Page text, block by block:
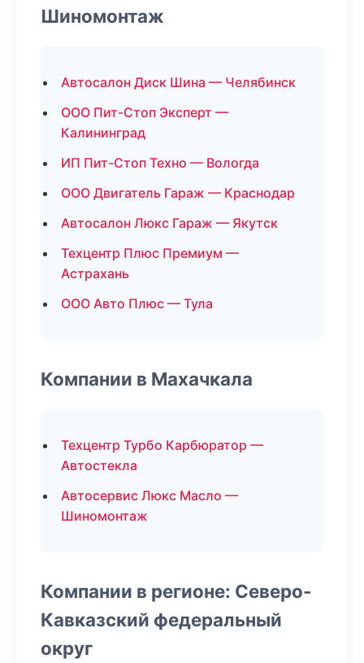
Шиномонтаж
Автосалон Диск Шина — Челябинск
ООО Пит-Стоп Эксперт —
Калининград
ИП Пит-Стоп Техно — Вологда
ООО Двигатель Гараж — Краснодар
Автосалон Люкс Гараж — Якутск
Техцентр Плюс Премиум —
Астрахань
ООО Авто Плюс — Тула
Компании в Махачкала
Техцентр Турбо Карбюратор —
Автостекла
Автосервис Люкс Масло —
Шиномонтаж
Компании в регионе: Северо-
Кавказский федеральный
округ